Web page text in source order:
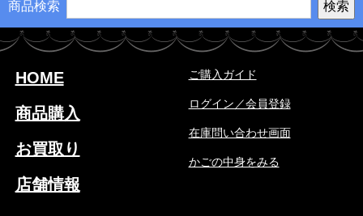
商品検索
HOME
商品購入
お買取り
店舗情報
ご購入ガイド
ログイン／会員登録
在庫問い合わせ画面
かごの中身をみる